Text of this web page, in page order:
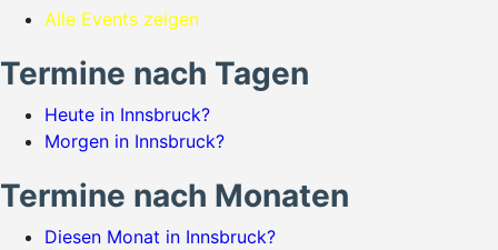
Alle Events zeigen
Termine nach Tagen
Heute in Innsbruck?
Morgen in Innsbruck?
Termine nach Monaten
Diesen Monat in Innsbruck?